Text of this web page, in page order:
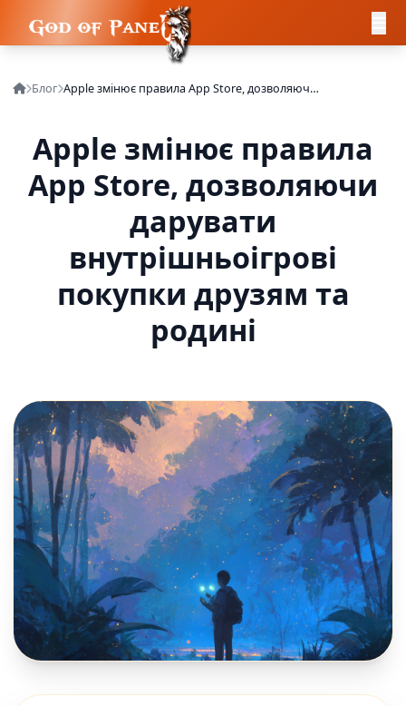
Блог Apple змінює правила App Store, дозволяючи дарувати внутрішньоігрові покупки друзям та родині
Apple змінює правила
App Store, дозволяючи
дарувати
внутрішньоігрові
покупки друзям та
родині